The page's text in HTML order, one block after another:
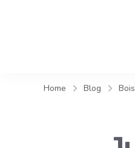
Home Blog